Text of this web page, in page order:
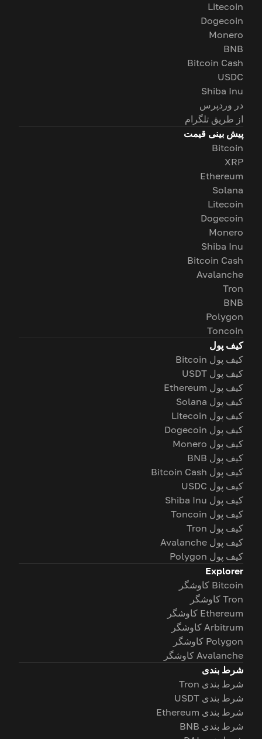
Litecoin
Dogecoin
Monero
BNB
Bitcoin Cash
USDC
Shiba Inu
در وردپرس
از طریق تلگرام
پیش بینی قیمت
Bitcoin
XRP
Ethereum
Solana
Litecoin
Dogecoin
Monero
Shiba Inu
Bitcoin Cash
Avalanche
Tron
BNB
Polygon
Toncoin
کیف پول
کیف پول Bitcoin
کیف پول USDT
کیف پول Ethereum
کیف پول Solana
کیف پول Litecoin
کیف پول Dogecoin
کیف پول Monero
کیف پول BNB
کیف پول Bitcoin Cash
کیف پول USDC
کیف پول Shiba Inu
کیف پول Toncoin
کیف پول Tron
کیف پول Avalanche
کیف پول Polygon
Explorer
Bitcoin کاوشگر
Tron کاوشگر
Ethereum کاوشگر
Arbitrum کاوشگر
Polygon کاوشگر
Avalanche کاوشگر
شرط بندی
شرط بندی Tron
شرط بندی USDT
شرط بندی Ethereum
شرط بندی BNB